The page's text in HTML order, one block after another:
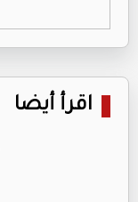
اقرأ أيضا